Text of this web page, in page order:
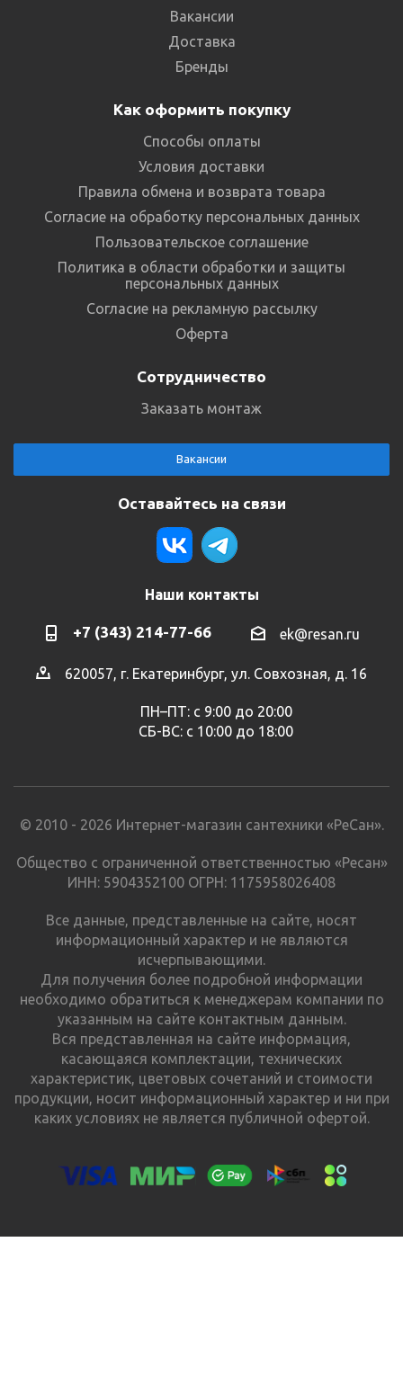
Вакансии
Доставка
Бренды
Как оформить покупку
Способы оплаты
Условия доставки
Правила обмена и возврата товара
Согласие на обработку персональных данных
Пользовательское соглашение
Политика в области обработки и защиты
персональных данных
Согласие на рекламную рассылку
Оферта
Сотрудничество
Заказать монтаж
Вакансии
Оставайтесь на связи
Наши контакты
+7 (343) 214-77-66 ek@resan.ru
620057, г. Екатеринбург, ул. Совхозная, д. 16
ПН–ПТ: с 9:00 до 20:00
СБ-ВС: с 10:00 до 18:00
© 2010 - 2026 Интернет-магазин сантехники «РеСан».
Общество с ограниченной ответственностью «Ресан»
ИНН: 5904352100 ОГРН: 1175958026408
Все данные, представленные на сайте, носят
информационный характер и не являются
исчерпывающими.
Для получения более подробной информации
необходимо обратиться к менеджерам компании по
указанным на сайте контактным данным.
Вся представленная на сайте информация,
касающаяся комплектации, технических
характеристик, цветовых сочетаний и стоимости
продукции, носит информационный характер и ни при
каких условиях не является публичной офертой.